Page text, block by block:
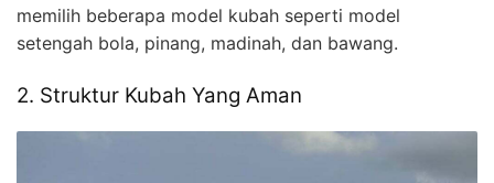
memilih beberapa model kubah seperti model
setengah bola, pinang, madinah, dan bawang.
2. Struktur Kubah Yang Aman